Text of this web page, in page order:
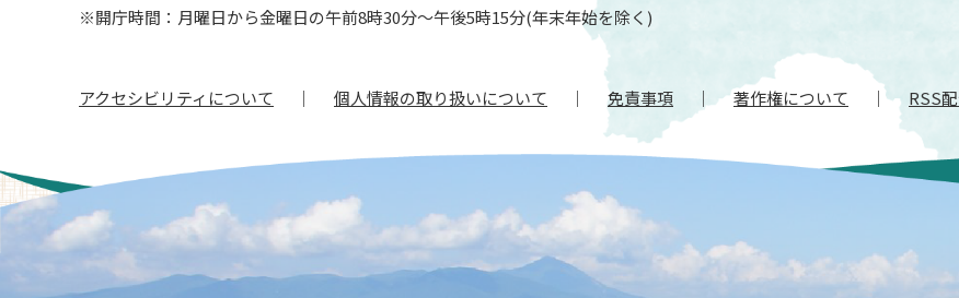
アクセシビリティについて 個人情報の取り扱いについて 免責事項 著作権について RSS
※開庁時間：月曜日から金曜日の午前8時30分～午後5時15分(年末年始を除く)